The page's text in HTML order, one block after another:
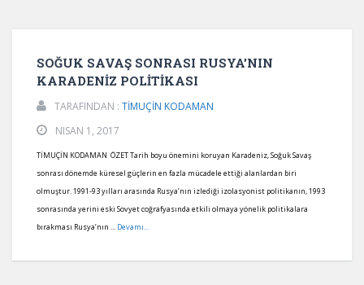
SOĞUK SAVAŞ SONRASI RUSYA’NIN
KARADENİZ POLİTİKASI
TARAFINDAN : TİMUÇİN KODAMAN
NISAN 1, 2017
TİMUÇİN KODAMAN ÖZET Tarih boyu önemini koruyan Karadeniz, Soğuk Savaş
sonrası dönemde küresel güçlerin en fazla mücadele ettiği alanlardan biri
olmuştur. 1991-93 yılları arasında Rusya’nın izlediği izolasyonist politikanın, 1993
sonrasında yerini eski Sovyet coğrafyasında etkili olmaya yönelik politikalara
bırakması Rusya’nın ... Devamı...